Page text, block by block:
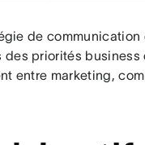
de
priorités
entre marketing,